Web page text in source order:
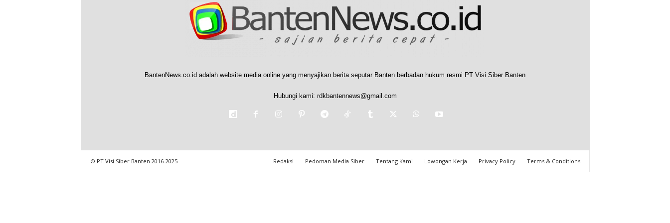
BantenNews.co.id adalah website media online yang menyajikan berita seputar Banten berbadan hukum resmi PT Visi Siber Banten
Hubungi kami: rdkbantennews@gmail.com
Redaksi Pedoman Media Siber Tentang Kami Lowongan Kerja Privacy Policy Terms & Conditions
© PT Visi Siber Banten 2016-2025